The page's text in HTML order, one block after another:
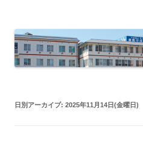
日別アーカイブ: 2025年11月14日(金曜日)